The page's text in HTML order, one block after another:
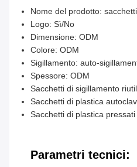
Nome del prodotto:
Logo: Sì/No
Dimensione: ODM
Colore: ODM
Sigillamento: auto-
Spessore: ODM
Sacchetti di sigillamento
Sacchetti di plastica
Sacchetti di plastica
Parametri tecnici: